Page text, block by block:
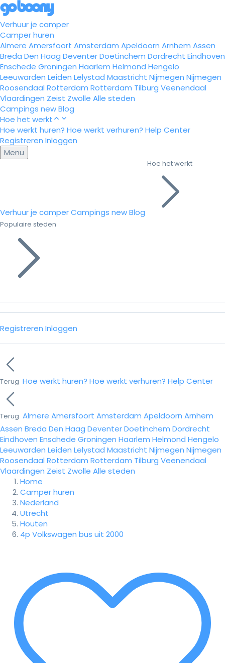
Verhuur je camper
Camper huren
Almere Amersfoort Amsterdam Apeldoorn Arnhem Assen
Breda Den Haag DeventerDoetinchem Dordrecht Eindhoven
Enschede Groningen Haarlem Helmond Hengelo
Leeuwarden Leiden Lelystad Maastricht Nijmegen Nijmegen
Roosendaal Rotterdam Rotterdam Tilburg Veenendaal
Vlaardingen Zeist Zwolle Alle steden
Campings newBlog
Hoe het werkt
Hoe werkt huren? Hoe werkt verhuren? Help Center
Registreren Inloggen
Menu
Verhuur je camperCampings newBlog
Hoe het werkt
Populaire steden
Registreren Inloggen
Terug Hoe werkt huren? Hoe werkt verhuren? Help Center
Terug Almere Amersfoort Amsterdam Apeldoorn Arnhem
Assen Breda Den Haag DeventerDoetinchem Dordrecht
Eindhoven Enschede Groningen Haarlem Helmond Hengelo
Leeuwarden Leiden Lelystad Maastricht Nijmegen Nijmegen
Roosendaal Rotterdam Rotterdam Tilburg Veenendaal
Vlaardingen Zeist Zwolle Alle steden
Home
Camper huren
Nederland
Utrecht
Houten
4p Volkswagen bus uit 2000